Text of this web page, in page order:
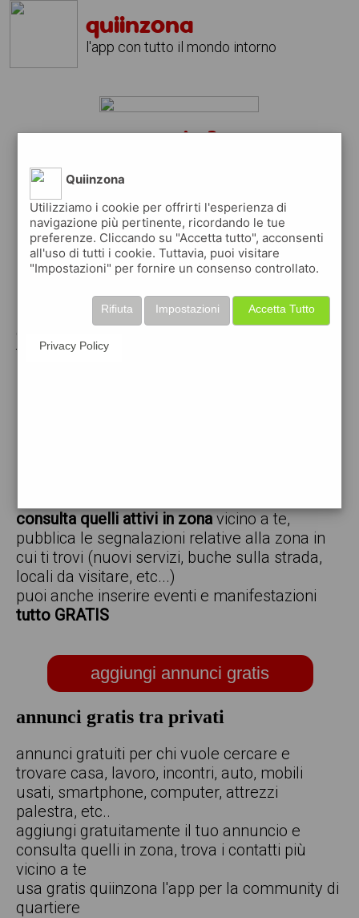
quiinzona
l'app con tutto il mondo intorno
san siro?
↴
scarica gratis app
pubblica gratis i tuoi annunci
tuoi annunci per :
consulta quelli attivi in zonavicino a te,
pubblica le segnalazioni relative alla zona in
cui ti trovi (nuovi servizi, buche sulla strada,
locali da visitare, etc...)
puoi anche inserire eventi e manifestazioni
tutto GRATIS
aggiungi annunci gratis
annunci gratis tra privati
annunci gratuiti per chi vuole cercare e
trovare casa, lavoro, incontri, auto, mobili
usati, smartphone, computer, attrezzi
palestra, etc..
aggiungi gratuitamente il tuo annuncio e
consulta quelli in zona, trova i contatti più
vicino a te
usa gratis quiinzona l'app per la community di
quartiere
Quiinzona
Utilizziamo i cookie per offrirti l'esperienza di
navigazione più pertinente, ricordando le tue
preferenze. Cliccando su "Accetta tutto", acconsenti
all'uso di tutti i cookie. Tuttavia, puoi visitare
"Impostazioni" per fornire un consenso controllato.
Accetta Tutto
Impostazioni
Rifiuta
Privacy Policy